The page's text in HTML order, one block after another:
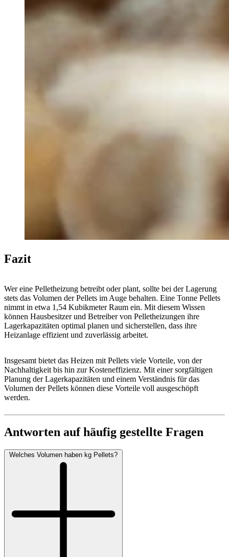
Fazit
Wer eine Pelletheizung betreibt oder plant, sollte bei der Lagerung
stets das Volumen der Pellets im Auge behalten. Eine Tonne Pellets
nimmt in etwa 1,54 Kubikmeter Raum ein. Mit diesem Wissen
können Hausbesitzer und Betreiber von Pelletheizungen ihre
Lagerkapazitäten optimal planen und sicherstellen, dass ihre
Heizanlage effizient und zuverlässig arbeitet.
Insgesamt bietet das Heizen mit Pellets viele Vorteile, von der
Nachhaltigkeit bis hin zur Kosteneffizienz. Mit einer sorgfältigen
Planung der Lagerkapazitäten und einem Verständnis für das
Volumen der Pellets können diese Vorteile voll ausgeschöpft
werden.
Antworten auf häufig gestellte Fragen
Welches Volumen haben kg Pellets?